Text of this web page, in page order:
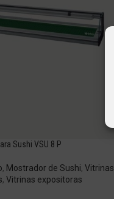
Sushi VSU 8 P
, Mostrador de Sushi,Vitrinas
, Vitrinas expositoras